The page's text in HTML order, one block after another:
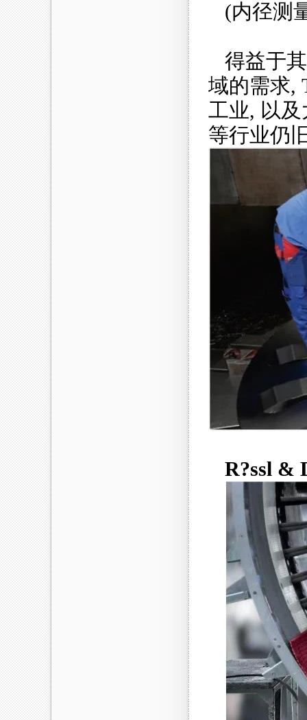
(内径测
得益于
域的需求,
工业, 以
等行业仍
R?ssl &